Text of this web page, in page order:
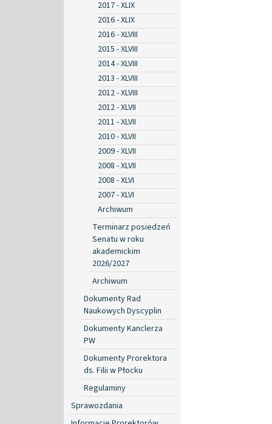
2017 - XLIX
2016 - XLIX
2016 - XLVIII
2015 - XLVIII
2014 - XLVIII
2013 - XLVIII
2012 - XLVIII
2012 - XLVII
2011 - XLVII
2010 - XLVII
2009 - XLVII
2008 - XLVII
2008 - XLVI
2007 - XLVI
Archiwum
Terminarz posiedzeń
Senatu w roku
akademickim
2026/2027
Archiwum
Dokumenty Rad
Naukowych Dyscyplin
Dokumenty Kanclerza
PW
Dokumenty Prorektora
ds. Filii w Płocku
Regulaminy
Sprawozdania